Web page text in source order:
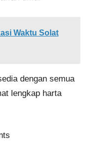
Waktu Solat
dengan semua
lengkap harta